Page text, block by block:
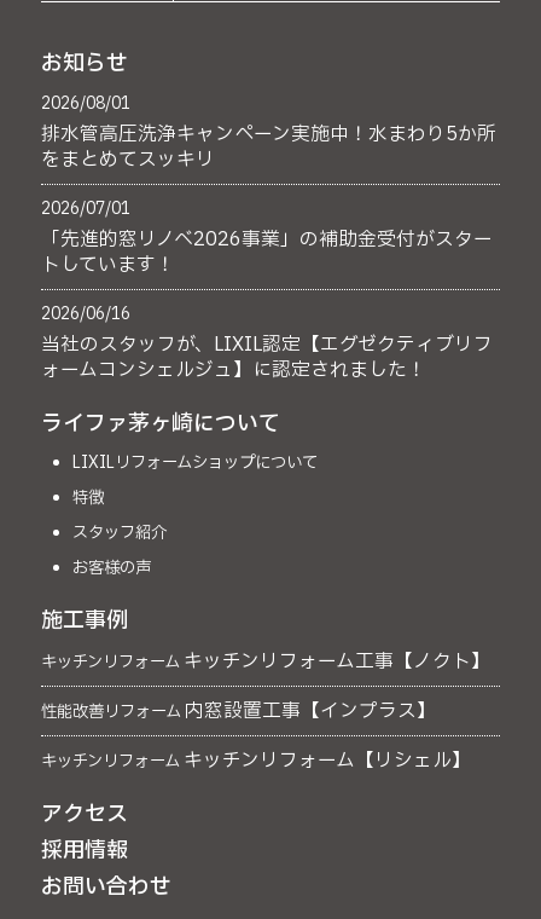
お知らせ
2026/08/01
排水管高圧洗浄キャンペーン実施中！水まわり5か所
をまとめてスッキリ
2026/07/01
「先進的窓リノベ2026事業」の補助金受付がスター
トしています！
2026/06/16
当社のスタッフが、LIXIL認定【エグゼクティブリフ
ォームコンシェルジュ】に認定されました！
ライファ茅ヶ崎について
LIXILリフォームショップについて
特徴
スタッフ紹介
お客様の声
施工事例
キッチンリフォーム キッチンリフォーム工事【ノクト】
性能改善リフォーム 内窓設置工事【インプラス】
キッチンリフォーム キッチンリフォーム【リシェル】
アクセス
採用情報
お問い合わせ